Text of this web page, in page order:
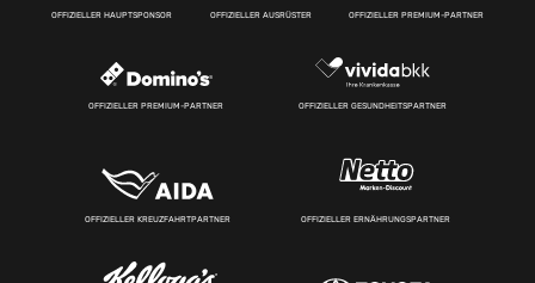
OFFIZIELLER HAUPTSPONSOR OFFIZIELLER AUSRÜSTER OFFIZIELLER PREMIUM-PARTNER
OFFIZIELLER PREMIUM-PARTNER OFFIZIELLER GESUNDHEITSPARTNER
OFFIZIELLER KREUZFAHRTPARTNER OFFIZIELLER ERNÄHRUNGSPARTNER